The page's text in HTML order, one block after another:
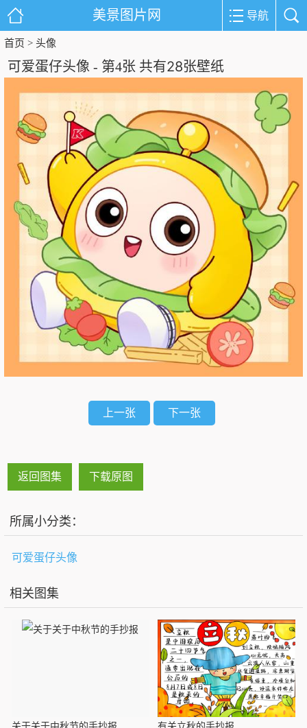
美景图片网 导航
首页 > 头像
可爱蛋仔头像 - 第4张 共有28张壁纸
上一张 下一张
返回图集 下载原图
所属小分类：
可爱蛋仔头像
相关图集